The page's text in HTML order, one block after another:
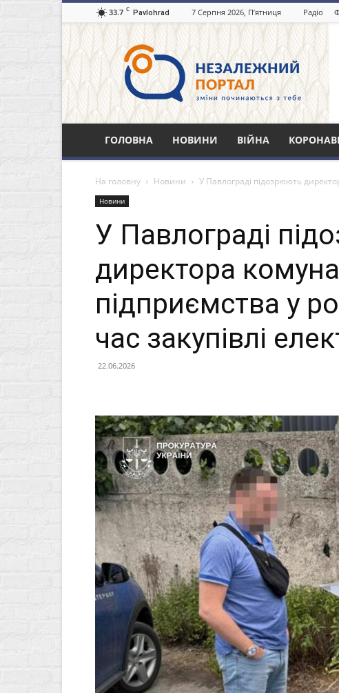
33.7 C Pavlohrad 7 Серпня 2026, П’ятниця Радіо
Незалежний
портал
Павлоград.dp.ua
ГОЛОВНА НОВИНИ ВІЙНА
На головну Новини У Павлограді підозрюють
Новини
У Павлограді
директора
підприємства у
час закупівлі
22.06.2026